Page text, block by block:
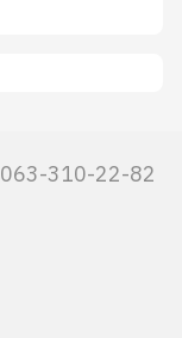
063-310-22-82